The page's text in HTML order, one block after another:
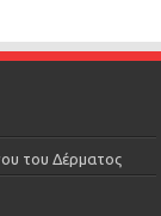
του Δέρματος